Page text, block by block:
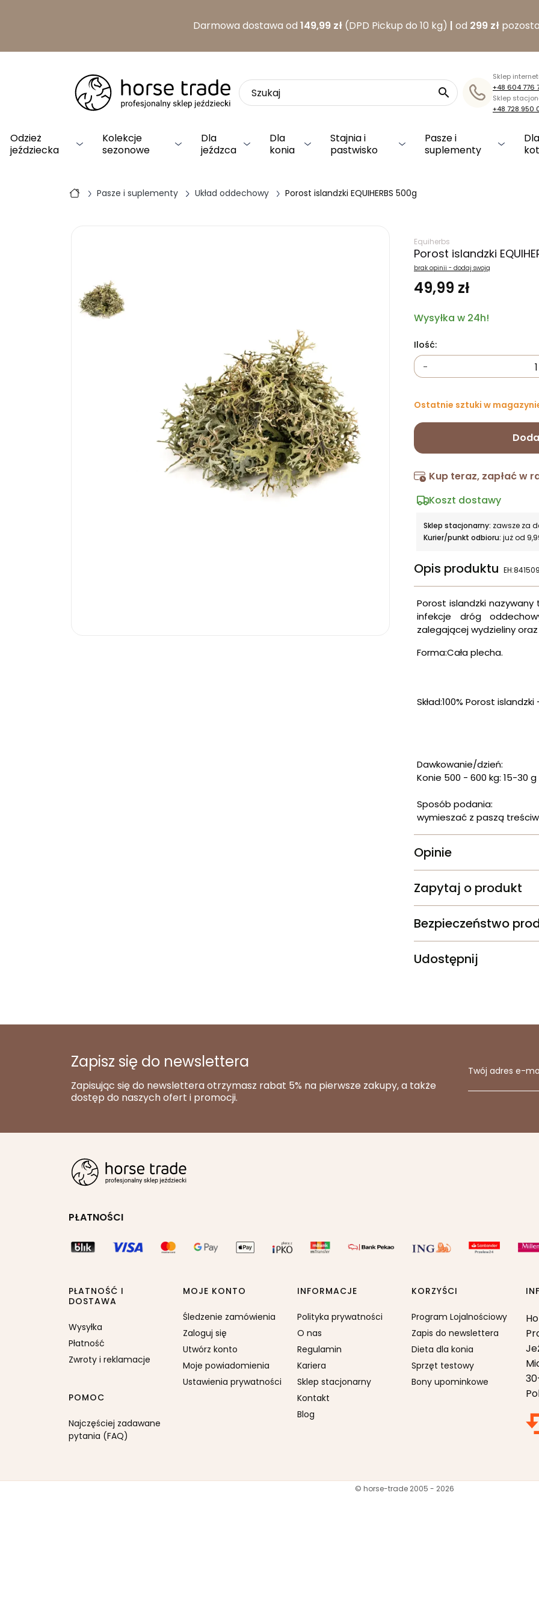
Darmowa dostawa od 149,99 zł (DPD Pickup do 10 kg) | od 299 zł

Sklep
+48 604 776
Sklep
+48 728 950
Odzież
jeździecka
Kolekcje
sezonowe
Dla
jeźdzca
Dla
konia
Stajnia i
pastwisko
Pasze i
suplementy
Pasze i suplementy Układ oddechowy Porost islandzki EQUIHERBS 500g
Equiherbs
Porost islandzki
brak opinii - dodaj swoją
49,99 zł
Wysyłka w 24h!
Ilość:
-
Ostatnie sztuki w
Kup teraz, zapłać w
Koszt dostawy
Sklep stacjonarny: zawsze za
Kurier/punkt odbioru: już od
Opis produktu EH:841509
Porost islandzki nazywany
infekcje dróg
zalegającej wydzieliny
Forma:Cała plecha.
Skład:100% Porost
Dawkowanie/dzień:
Konie 500 - 600 kg: 15-30 g
Sposób podania:
wymieszać z paszą
Opinie
Zapytaj o produkt
Bezpieczeństwo
Udostępnij
Zapisz się do newslettera
Zapisując się do newslettera otrzymasz rabat 5% na pierwsze zakupy, a także
dostęp do naszych ofert i promocji.
Twój adres e-
PŁATNOŚCI
PŁATNOŚĆ I
DOSTAWA
Wysyłka
Płatność
Zwroty i reklamacje
POMOC
Najczęściej zadawane
pytania (FAQ)
MOJE KONTO
Śledzenie zamówienia
Zaloguj się
Utwórz konto
Moje powiadomienia
Ustawienia prywatności
INFORMACJE
Polityka prywatności
O nas
Regulamin
Kariera
Sklep stacjonarny
Kontakt
Blog
KORZYŚCI
Program Lojalnościowy
Zapis do newslettera
Dieta dla konia
Sprzęt testowy
Bony upominkowe
© horse-trade 2005 - 2026